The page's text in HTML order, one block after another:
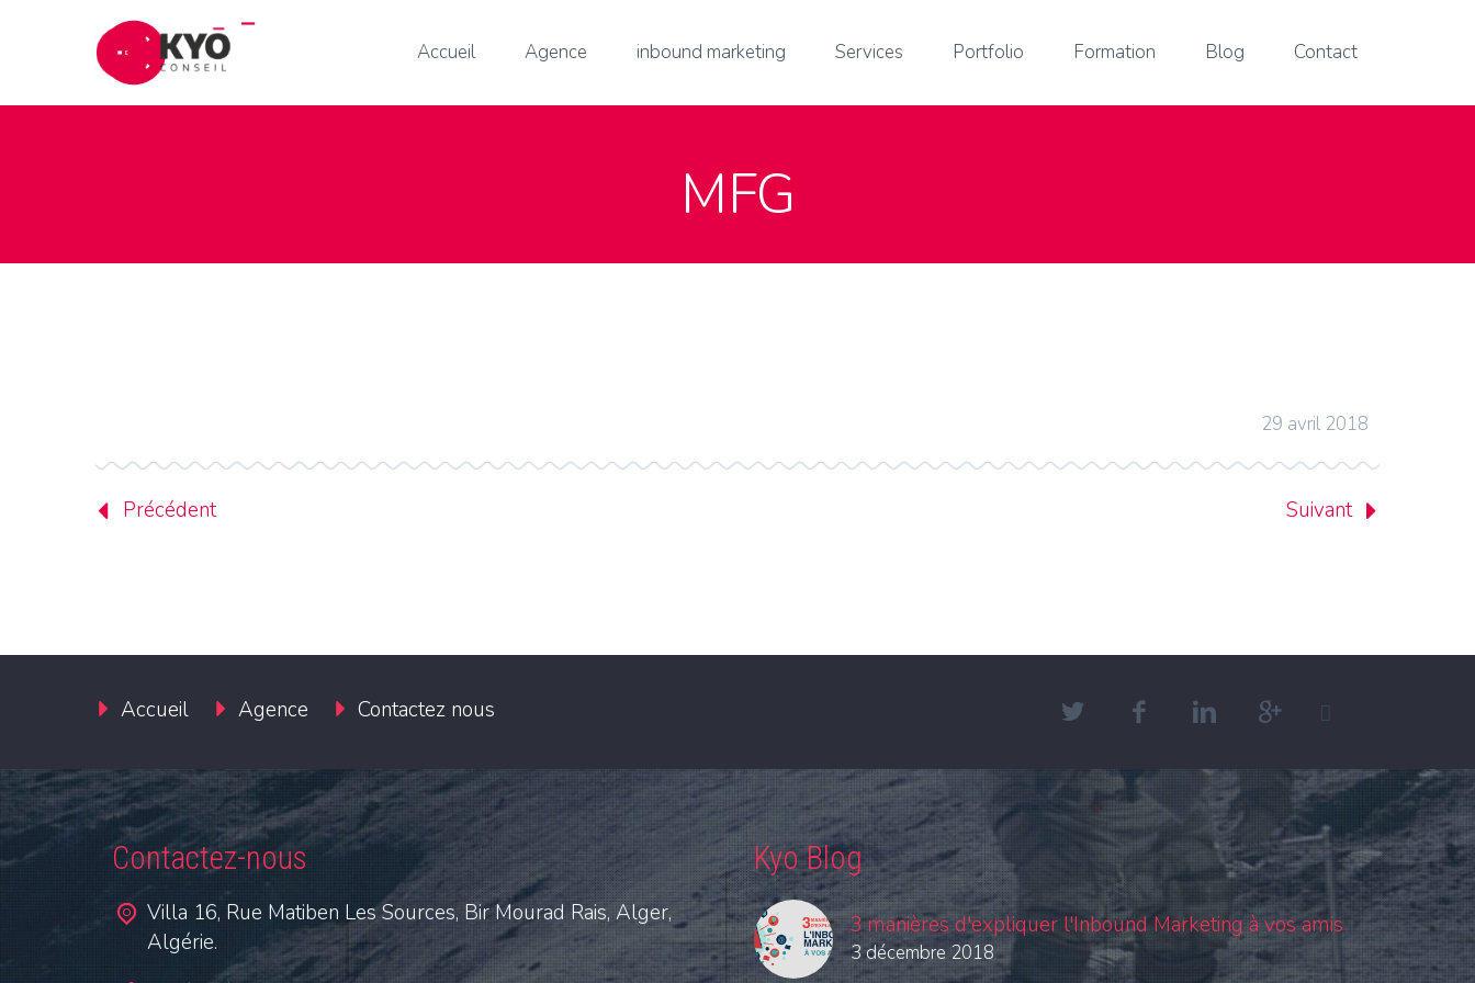
Accueil Agence inbound marketing Services Portfolio Formation Blog Contact
MFG
29 avril 2018
Précédent Suivant
Accueil Agence Contactez nous
Contactez-nous
Villa 16, Rue Matiben Les Sources, Bir Mourad Rais, Alger,
Algérie.
Kyo Blog
3 manières d'expliquer l'Inbound Marketing à vos amis
3 décembre 2018